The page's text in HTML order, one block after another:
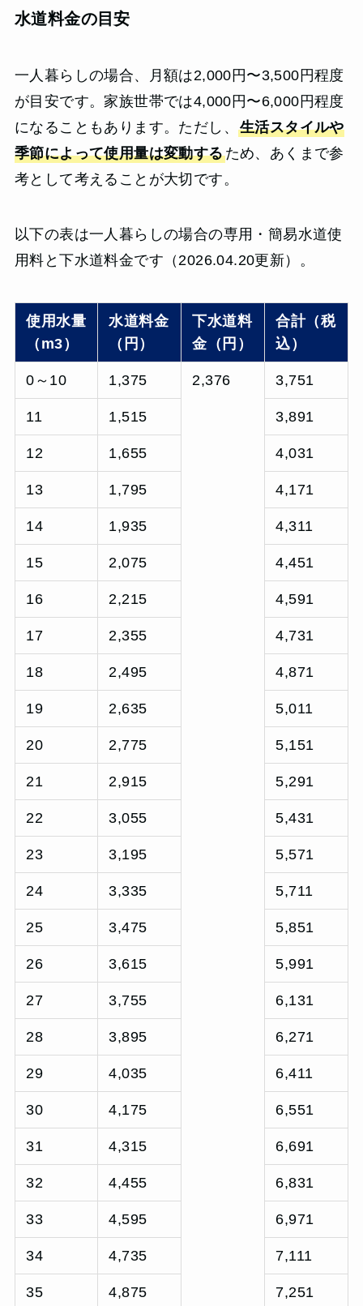
水道料金の目安
一人暮らしの場合、月額は2,000円〜3,500円程度
が目安です。家族世帯では4,000円〜6,000円程度
になることもあります。ただし、 生活スタイルや
季節によって使用量は変動するため、あくまで参
考として考えることが大切です。
以下の表は一人暮らしの場合の専用・簡易水道使
用料と下水道料金です（2026.04.20更新）。
使用水量
（m3）
水道料金
（円）
下水道料
金（円）
合計（税
込）
0～10 1,375 2,376 3,751
11 1,515 3,891
12 1,655 4,031
13 1,795 4,171
14 1,935 4,311
15 2,075 4,451
16 2,215 4,591
17 2,355 4,731
18 2,495 4,871
19 2,635 5,011
20 2,775 5,151
21 2,915 5,291
22 3,055 5,431
23 3,195 5,571
24 3,335 5,711
25 3,475 5,851
26 3,615 5,991
27 3,755 6,131
28 3,895 6,271
29 4,035 6,411
30 4,175 6,551
31 4,315 6,691
32 4,455 6,831
33 4,595 6,971
34 4,735 7,111
35 4,875 7,251